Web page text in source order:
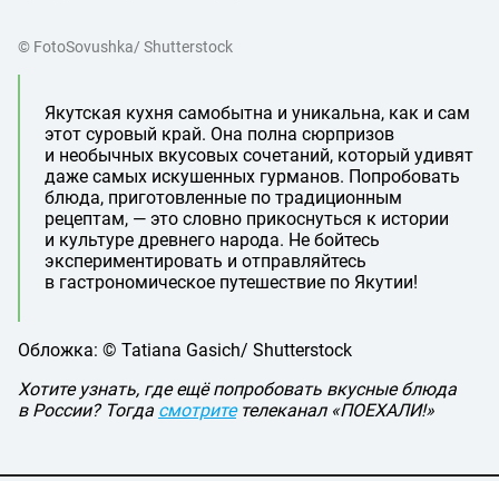
© FotoSovushka/ Shutterstock
Якутская кухня самобытна и уникальна, как и сам
этот суровый край. Она полна сюрпризов
и необычных вкусовых сочетаний, который удивят
даже самых искушенных гурманов. Попробовать
блюда, приготовленные по традиционным
рецептам, — это словно прикоснуться к истории
и культуре древнего народа. Не бойтесь
экспериментировать и отправляйтесь
в гастрономическое путешествие по Якутии!
Обложка: © Tatiana Gasich/ Shutterstock
Хотите узнать, где ещё попробовать вкусные блюда
в России? Тогда смотритетелеканал «ПОЕХАЛИ!»